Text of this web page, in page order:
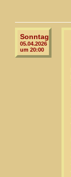
Sonntag
05.04.2026
um 20:00